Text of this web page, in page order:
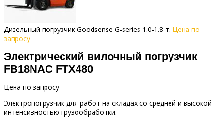
Дизельный погрузчик Goodsense G-series 1.0-1.8 т. Цена по
запросу
Электрический вилочный погрузчик
FB18NAC FTX480
Цена по запросу
Электропогрузчик для работ на складах со средней и высокой
интенсивностью грузообработки.